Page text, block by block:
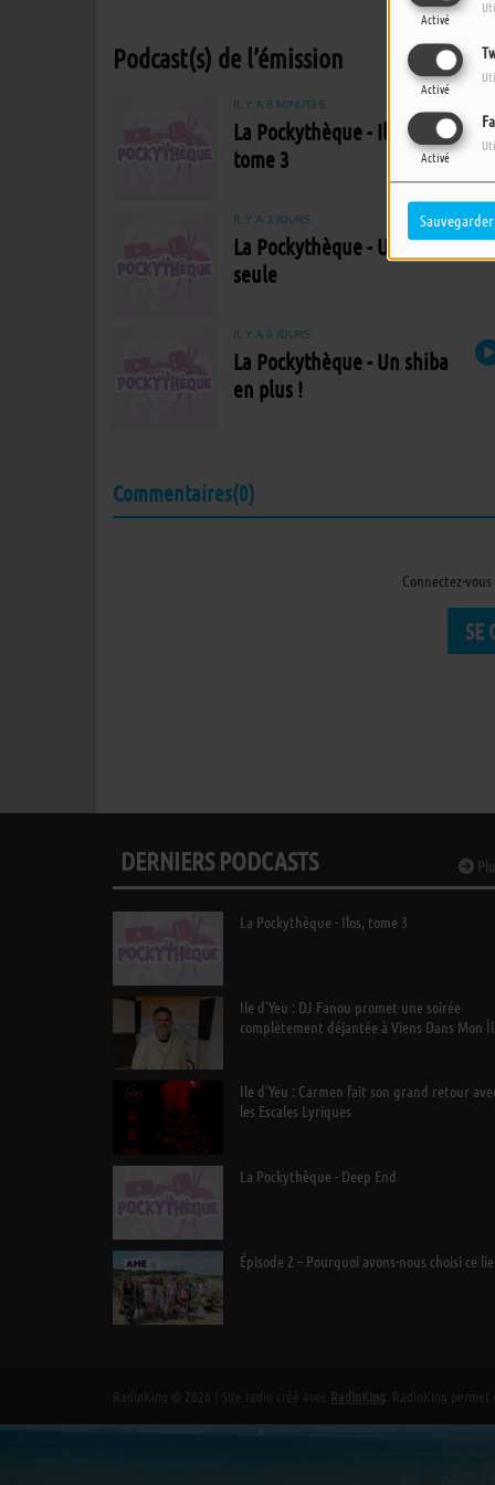
Activé
Activé
Activé
Sauvegarder
Podcast(s) de l’émission
IL Y A 8 MINUTES
La Pockythèque - Ilos,
tome 3
IL Y A 2 JOURS
La Pockythèque - Une rose
seule
IL Y A 6 JOURS
La Pockythèque - Un shiba
en plus !
Commentaires(0)
Connectez-
SE
DERNIERS PODCASTS
La Pockythèque - Ilos, tome 3
Ile d’Yeu : DJ Fanou promet une soirée
complètement déjantée à Viens Dans Mon
Ile d’Yeu : Carmen fait son grand retour
les Escales Lyriques
La Pockythèque - Deep End
Épisode 2 – Pourquoi avons-nous choisi ce